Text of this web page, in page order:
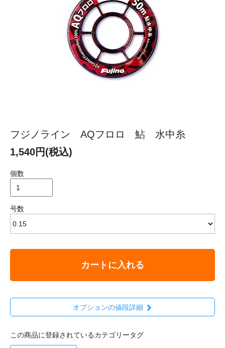
フジノライン AQフロロ 鮎 水中糸
1,540円(税込)
個数
号数
カートに入れる
オプションの値段詳細
この商品に登録されているカテゴリータグ